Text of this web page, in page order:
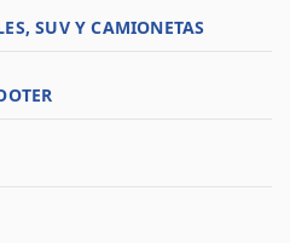
SUV Y CAMIONETAS